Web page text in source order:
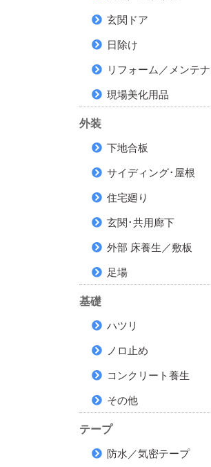
玄関ドア
日除け
リフォーム／メンテ
現場美化用品
外装
下地合板
サイディング･屋根
住宅廻り
玄関･共用廊下
外部 床養生／敷板
足場
基礎
ハツリ
ノロ止め
コンクリート養生
その他
テープ
防水／気密テープ